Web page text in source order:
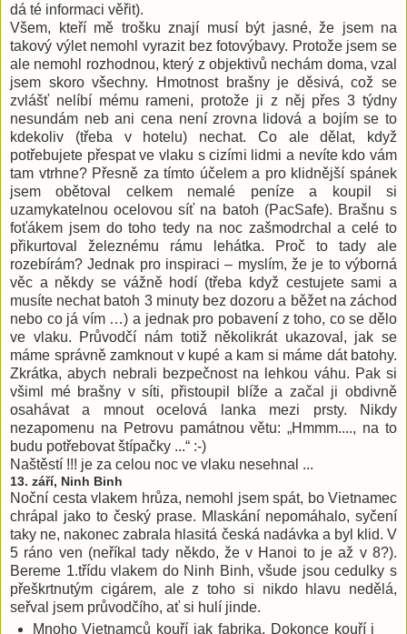
dá té informaci věřit).
Všem, kteří mě trošku znají musí být jasné, že jsem na
takový výlet nemohl vyrazit bez fotovýbavy. Protože jsem se
ale nemohl rozhodnou, který z objektivů nechám doma, vzal
jsem skoro všechny. Hmotnost brašny je děsivá, což se
zvlášť nelíbí mému rameni, protože ji z něj přes 3 týdny
nesundám neb ani cena není zrovna lidová a bojím se to
kdekoliv (třeba v hotelu) nechat. Co ale dělat, když
potřebujete přespat ve vlaku s cizími lidmi a nevíte kdo vám
tam vtrhne? Přesně za tímto účelem a pro klidnější spánek
jsem obětoval celkem nemalé peníze a koupil si
uzamykatelnou ocelovou síť na batoh (PacSafe). Brašnu s
foťákem jsem do toho tedy na noc zašmodrchal a celé to
přikurtoval železnému rámu lehátka. Proč to tady ale
rozebírám? Jednak pro inspiraci – myslím, že je to výborná
věc a někdy se vážně hodí (třeba když cestujete sami a
musíte nechat batoh 3 minuty bez dozoru a běžet na záchod
nebo co já vím …) a jednak pro pobavení z toho, co se dělo
ve vlaku. Průvodčí nám totiž několikrát ukazoval, jak se
máme správně zamknout v kupé a kam si máme dát batohy.
Zkrátka, abych nebrali bezpečnost na lehkou váhu. Pak si
všiml mé brašny v síti, přistoupil blíže a začal ji obdivně
osahávat a mnout ocelová lanka mezi prsty. Nikdy
nezapomenu na Petrovu památnou větu: „Hmmm...., na to
budu potřebovat štípačky ...“ :-)
Naštěstí !!! je za celou noc ve vlaku nesehnal ...
13. září, Ninh Binh
Noční cesta vlakem hrůza, nemohl jsem spát, bo Vietnamec
chrápal jako to český prase. Mlaskání nepomáhalo, syčení
taky ne, nakonec zabrala hlasitá česká nadávka a byl klid. V
5 ráno ven (neříkal tady někdo, že v Hanoi to je až v 8?).
Bereme 1.třídu vlakem do Ninh Binh, všude jsou cedulky s
přeškrtnutým cigárem, ale z toho si nikdo hlavu nedělá,
seřval jsem průvodčího, ať si hulí jinde.
Mnoho Vietnamců kouří jak fabrika. Dokonce kouří i